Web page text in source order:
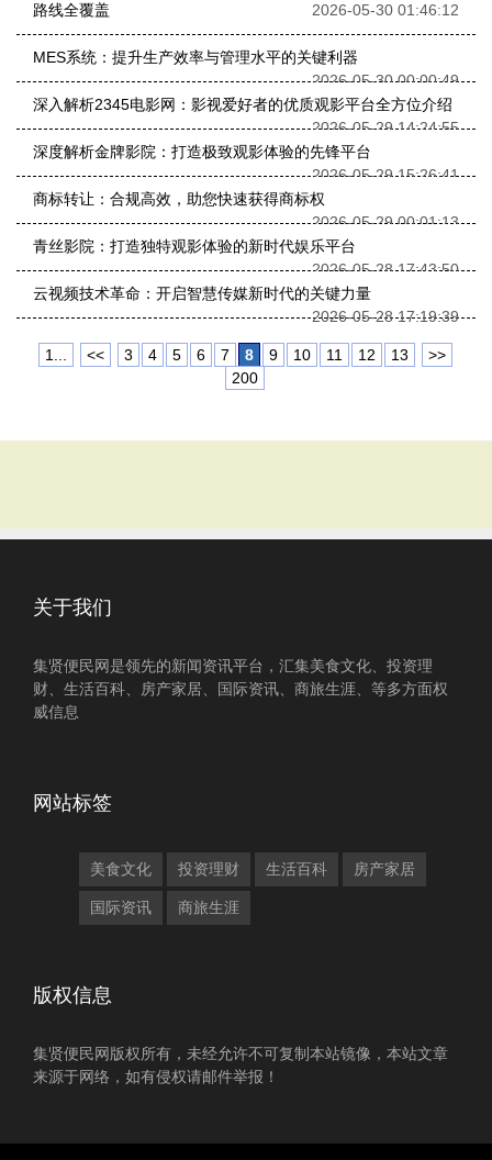
路线全覆盖
2026-05-30 01:46:12
MES系统：提升生产效率与管理水平的关键利器
2026-05-30 00:00:49
深入解析2345电影网：影视爱好者的优质观影平台全方位介绍
2026-05-29 14:24:55
深度解析金牌影院：打造极致观影体验的先锋平台
2026-05-29 15:26:41
商标转让：合规高效，助您快速获得商标权
2026-05-29 00:01:13
青丝影院：打造独特观影体验的新时代娱乐平台
2026-05-28 17:43:50
云视频技术革命：开启智慧传媒新时代的关键力量
2026-05-28 17:19:39
1... << 3 4 5 6 7 8 9 10 11 12 13
>>
200
关于我们
集贤便民网是领先的新闻资讯平台，汇集美食文化、投资理
财、生活百科、房产家居、国际资讯、商旅生涯、等多方面权
威信息
网站标签
美食文化 投资理财 生活百科 房产家居
国际资讯 商旅生涯
版权信息
集贤便民网版权所有，未经允许不可复制本站镜像，本站文章
来源于网络，如有侵权请邮件举报！